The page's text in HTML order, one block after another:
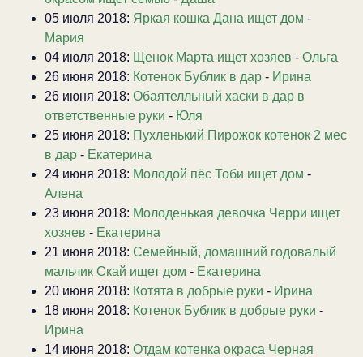
05 июля 2018: Яркая кошка Дана ищет дом -
Мария
04 июля 2018: Щенок Марта ищет хозяев - Ольга
26 июня 2018: Котенок Бублик в дар - Ирина
26 июня 2018: Обаятелльный хаски в дар в
ответственные руки - Юля
25 июня 2018: Пухленький Пирожок котенок 2 мес
в дар - Екатерина
24 июня 2018: Молодой пёс Тоби ищет дом -
Алена
23 июня 2018: Молоденькая девочка Черри ищет
хозяев - Екатерина
21 июня 2018: Семейный, домашний годовалый
мальчик Скай ищет дом - Екатерина
20 июня 2018: Котята в добрые руки - Ирина
18 июня 2018: Котенок Бублик в добрые руки -
Ирина
14 июня 2018: Отдам котенка окраса Черная